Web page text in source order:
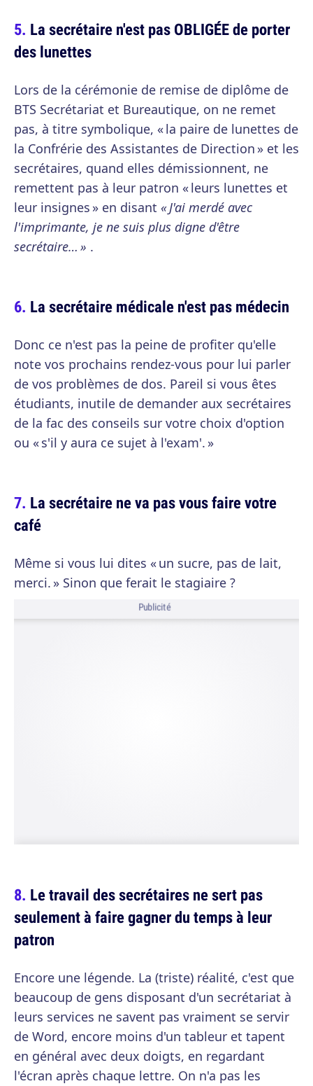
La secrétaire n'est pas OBLIGÉE de porter
des lunettes
Lors de la cérémonie de remise de diplôme de
BTS Secrétariat et Bureautique, on ne remet
pas, à titre symbolique, « la paire de lunettes de
la Confrérie des Assistantes de Direction » et les
secrétaires, quand elles démissionnent, ne
remettent pas à leur patron « leurs lunettes et
leur insignes » en disant « J'ai merdé avec
l'imprimante, je ne suis plus digne d'être
secrétaire… » .
La secrétaire médicale n'est pas médecin
Donc ce n'est pas la peine de profiter qu'elle
note vos prochains rendez-vous pour lui parler
de vos problèmes de dos. Pareil si vous êtes
étudiants, inutile de demander aux secrétaires
de la fac des conseils sur votre choix d'option
ou « s'il y aura ce sujet à l'exam'. »
La secrétaire ne va pas vous faire votre
café
Même si vous lui dites « un sucre, pas de lait,
merci. » Sinon que ferait le stagiaire ?
Publicité
Le travail des secrétaires ne sert pas
seulement à faire gagner du temps à leur
patron
Encore une légende. La (triste) réalité, c'est que
beaucoup de gens disposant d'un secrétariat à
leurs services ne savent pas vraiment se servir
de Word, encore moins d'un tableur et tapent
en général avec deux doigts, en regardant
l'écran après chaque lettre. On n'a pas les